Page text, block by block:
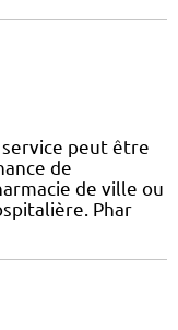
peut être
de
de ville ou
Phar